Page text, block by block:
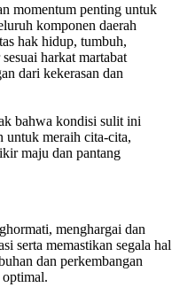
momentum penting untuk
komponen daerah
hak hidup, tumbuh,
harkat martabat
dari kekerasan dan
bahwa kondisi sulit ini
untuk meraih cita-cita,
maju dan pantang
menghargai dan
serta memastikan segala hal
dan perkembangan
optimal.